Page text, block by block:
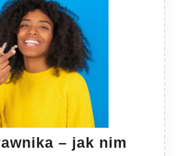
– jak nim